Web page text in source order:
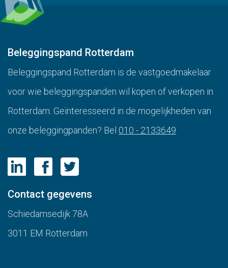
Beleggingspand Rotterdam
Beleggingspand Rotterdam is de vastgoedmakelaar
voor wie beleggingspanden wil kopen of verkopen in
Rotterdam. Geïnteresseerd in de mogelijkheden van
onze beleggingpanden? Bel 010 - 2133649
Contact gegevens
Schiedamsedijk 78A
3011 EM Rotterdam